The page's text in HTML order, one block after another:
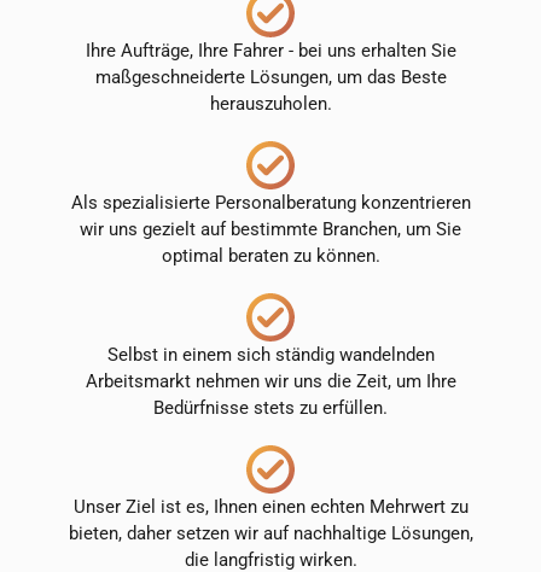
Ihre Aufträge, Ihre Fahrer - bei uns erhalten Sie
maßgeschneiderte Lösungen, um das Beste
herauszuholen.
Als spezialisierte Personalberatung konzentrieren
wir uns gezielt auf bestimmte Branchen, um Sie
optimal beraten zu können.
Selbst in einem sich ständig wandelnden
Arbeitsmarkt nehmen wir uns die Zeit, um Ihre
Bedürfnisse stets zu erfüllen.
Unser Ziel ist es, Ihnen einen echten Mehrwert zu
bieten, daher setzen wir auf nachhaltige Lösungen,
die langfristig wirken.